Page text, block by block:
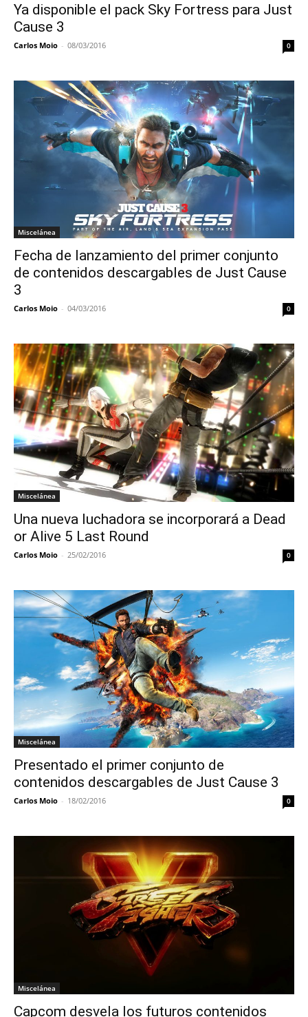
Ya disponible el pack Sky Fortress para Just
Cause 3
Carlos Moio - 08/03/2016 0
Miscelánea
Fecha de lanzamiento del primer conjunto
de contenidos descargables de Just Cause
3
Carlos Moio - 04/03/2016 0
Miscelánea
Una nueva luchadora se incorporará a Dead
or Alive 5 Last Round
Carlos Moio - 25/02/2016 0
Miscelánea
Presentado el primer conjunto de
contenidos descargables de Just Cause 3
Carlos Moio - 18/02/2016 0
Miscelánea
Capcom desvela los futuros contenidos